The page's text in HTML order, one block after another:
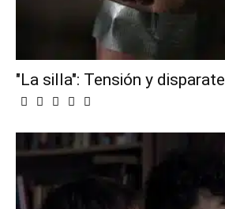
"La silla": Tensión y disparate